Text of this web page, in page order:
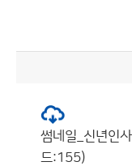
썸네일_신년인
드:155)